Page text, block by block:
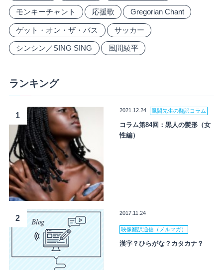
モンキーチャント 応援歌 Gregorian Chant
ゲット・オン・ザ・バス サッカー
シンシン／SING SING 風間綾平
ランキング
1
2021.12.24 風間先生の翻訳コラム
コラム第84回：黒人の髪形（女
性編）
2
2017.11.24
映像翻訳通信（メルマガ）
漢字？ひらがな？カタカナ？